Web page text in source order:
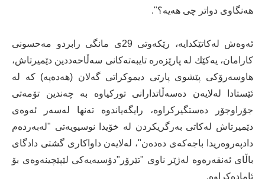
هەنگاوی دواتر چی هەیە؟".
ئەوەش لەكاتێكدایە، رێكەوتی 29ی مانگی رابردو مەحسونی
كارامان، یەكێك لە پارێزەرە تایبەتەكانی سەڵاحەددین دێمیرتاش،
هاوسەرۆكی پێشوی پارتی دیموكراتی گەلان (هەدەپە) كە لە
ئێستادا لەلایەن دەسەڵاتدارانی توركیاوە بە چەندین تۆمەتی
جۆراوجۆر دەستگیركراوە، رایگەیاندوە تەنها لەسەر ئەوەی
دێمیرتاش لەكاتی بەرگریكردن لە خۆیدا نوسیویەتی "لەبەردەم
دادپەروەریدا باجەكەی دەدەن"، لەلایەن داواكاری گشتی دادگای
باڵای ئەنقەرەوە لەژێر ناوی "تێرۆر"دۆسیەیەكی لێپێچینەوەی بۆ
ئامادەكراوە.